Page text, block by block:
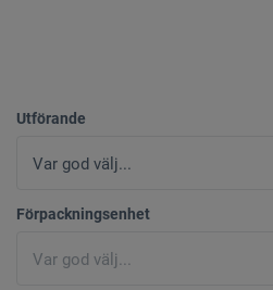
Utförande
Förpackningsenhet